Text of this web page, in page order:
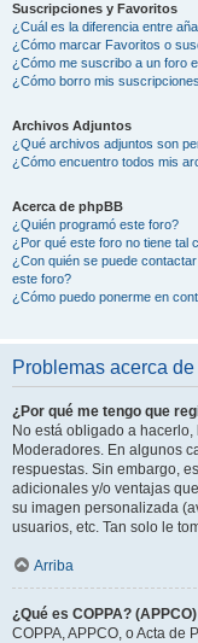
Suscripciones y Favoritos
¿Cuál es la diferencia entre
¿Cómo marcar Favoritos o
¿Cómo me suscribo a un foro
¿Cómo borro mis
Archivos Adjuntos
¿Qué archivos adjuntos son
¿Cómo encuentro todos mis
Acerca de phpBB
¿Quién programó este foro?
¿Por qué este foro no tiene tal
¿Con quién se puede
este foro?
¿Cómo puedo ponerme en
Problemas acerca
¿Por qué me tengo que
No está obligado a
Moderadores. En algunos
respuestas. Sin embargo,
adicionales y/o ventajas
su imagen personalizada
usuarios, etc. Tan solo le
Arriba
¿Qué es COPPA? (APPCO)
COPPA, APPCO, o Acta de